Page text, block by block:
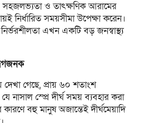
সহজলভ্যতা ও তাৎক্ষণিক আরামের
নির্ধারিত সময়সীমা উপেক্ষা করেন।
এখন একটি বড় জনস্বাস্থ্য
গেছে, প্রায় ৬০ শতাংশ
নাসাল স্প্রে দীর্ঘ সময় ব্যবহার করা
বহু মানুষ অজান্তেই দীর্ঘমেয়াদি